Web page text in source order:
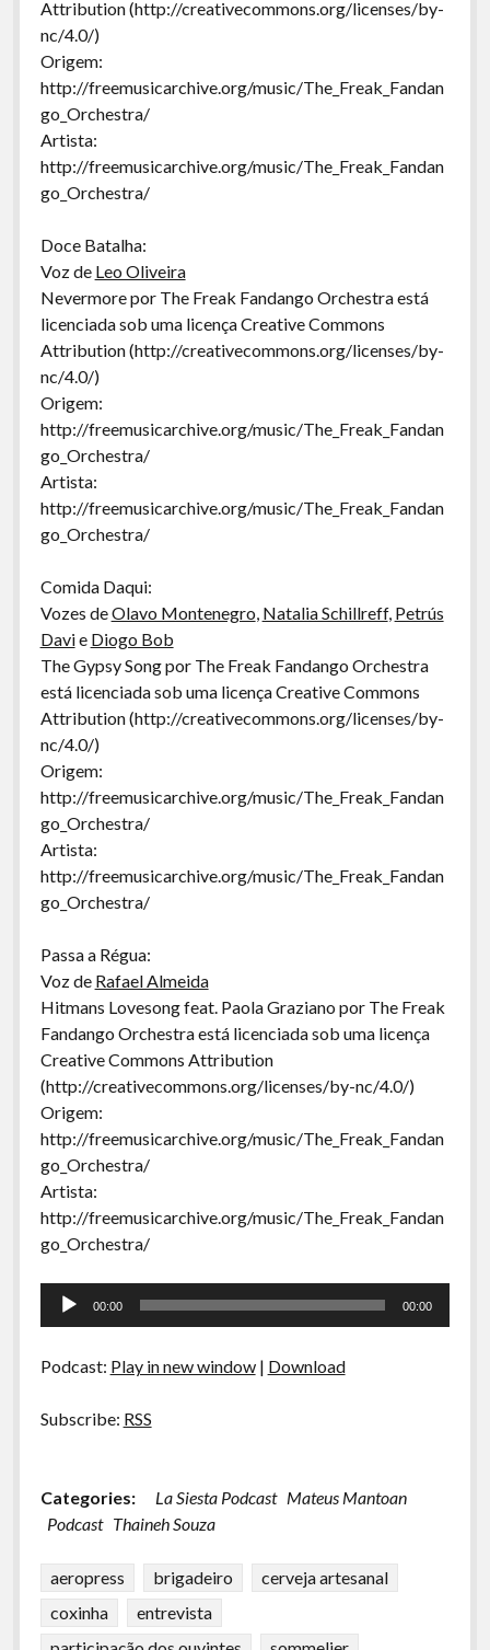
Attribution (http://creativecommons.org/licenses/by-
nc/4.0/)
Origem:
http://freemusicarchive.org/music/The_Freak_Fandan
go_Orchestra/
Artista:
http://freemusicarchive.org/music/The_Freak_Fandan
go_Orchestra/
Doce Batalha:
Voz de Leo Oliveira
Nevermore por The Freak Fandango Orchestra está
licenciada sob uma licença Creative Commons
Attribution (http://creativecommons.org/licenses/by-
nc/4.0/)
Origem:
http://freemusicarchive.org/music/The_Freak_Fandan
go_Orchestra/
Artista:
http://freemusicarchive.org/music/The_Freak_Fandan
go_Orchestra/
Comida Daqui:
Vozes deOlavo Montenegro, Natalia Schillreff, Petrús
Davie Diogo Bob
The Gypsy Song por The Freak Fandango Orchestra
está licenciada sob uma licença Creative Commons
Attribution (http://creativecommons.org/licenses/by-
nc/4.0/)
Origem:
http://freemusicarchive.org/music/The_Freak_Fandan
go_Orchestra/
Artista:
http://freemusicarchive.org/music/The_Freak_Fandan
go_Orchestra/
Passa a Régua:
Voz de Rafael Almeida
Hitmans Lovesong feat. Paola Graziano por The Freak
Fandango Orchestra está licenciada sob uma licença
Creative Commons Attribution
(http://creativecommons.org/licenses/by-nc/4.0/)
Origem:
http://freemusicarchive.org/music/The_Freak_Fandan
go_Orchestra/
Artista:
http://freemusicarchive.org/music/The_Freak_Fandan
go_Orchestra/
Tocador
00:00 00:00
Podcast: Play in new window| Download
Subscribe: RSS
Categories: La Siesta Podcast Mateus Mantoan
Podcast Thaineh Souza
aeropress brigadeiro
cerveja artesanal
coxinha
entrevista